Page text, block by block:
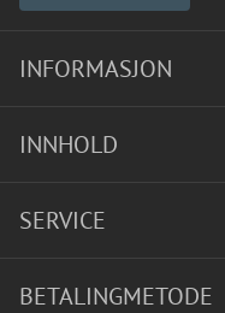
INFORMASJON
INNHOLD
SERVICE
BETALINGMETODE